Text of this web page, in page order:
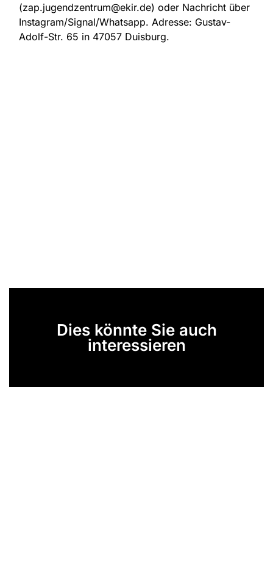
(zap.jugendzentrum@ekir.de) oder Nachricht über
Instagram/Signal/Whatsapp. Adresse: Gustav-
Adolf-Str. 65 in 47057 Duisburg.
Dies könnte Sie auch
interessieren